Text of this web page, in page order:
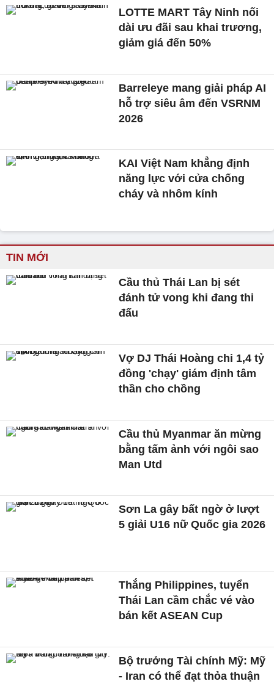
LOTTE MART Tây Ninh nối
dài ưu đãi sau khai trương,
giảm giá đến 50%
Barreleye mang giải pháp AI
hỗ trợ siêu âm đến VSRNM
2026
KAI Việt Nam khẳng định
năng lực với cửa chống
cháy và nhôm kính
TIN MỚI
Cầu thủ Thái Lan bị sét
đánh tử vong khi đang thi
đấu
Vợ DJ Thái Hoàng chi 1,4 tỷ
đồng 'chạy' giám định tâm
thần cho chồng
Cầu thủ Myanmar ăn mừng
bằng tấm ảnh với ngôi sao
Man Utd
Sơn La gây bất ngờ ở lượt
5 giải U16 nữ Quốc gia 2026
Thắng Philippines, tuyển
Thái Lan cầm chắc vé vào
bán kết ASEAN Cup
Bộ trưởng Tài chính Mỹ: Mỹ
- Iran có thể đạt thỏa thuận